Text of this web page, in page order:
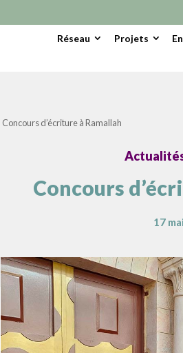
Réseau Projets
Concours d’écriture à Ramallah
Concours
17